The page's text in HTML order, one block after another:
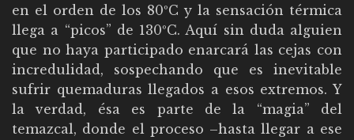
en el orden de los 80ºC y la sensación térmica
llega a “picos” de 130ºC. Aquí sin duda alguien
que no haya participado enarcará las cejas con
incredulidad, sospechando que es inevitable
sufrir quemaduras llegados a esos extremos. Y
la verdad, ésa es parte de la “magia” del
temazcal, donde el proceso –hasta llegar a ese